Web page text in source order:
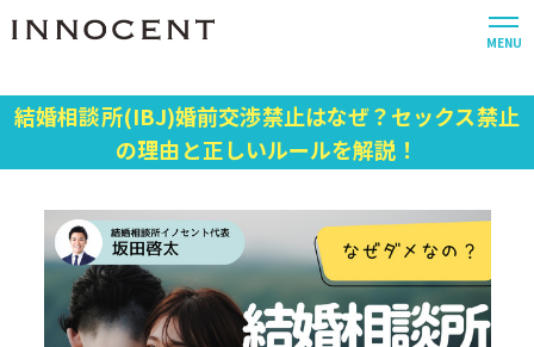
MENU
結婚相談所(IBJ)婚前交渉禁止はなぜ？セックス禁止
の理由と正しいルールを解説！